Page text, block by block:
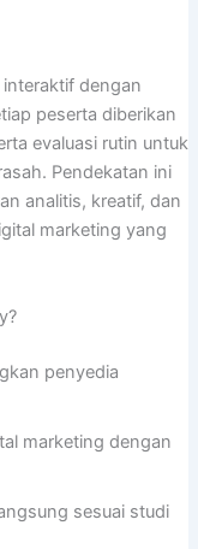
dengan
peserta diberikan
evaluasi rutin untuk
Pendekatan ini
analitis, kreatif, dan
marketing yang
penyedia
marketing dengan
sesuai studi